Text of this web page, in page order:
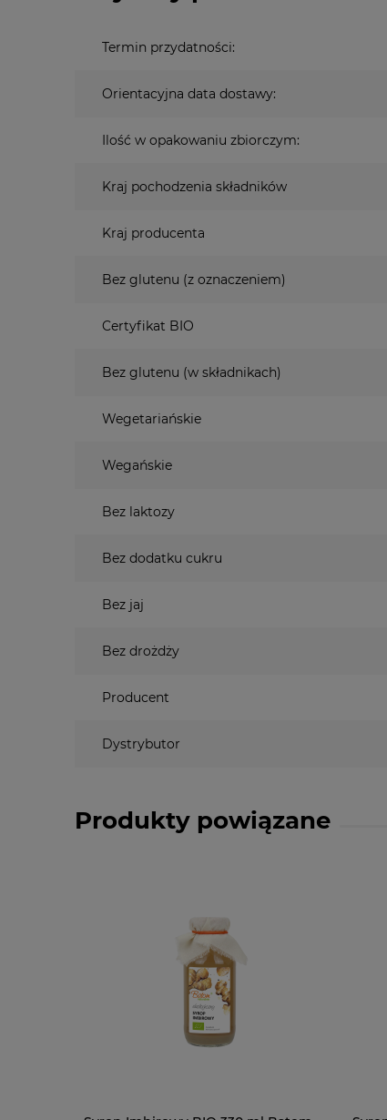
Termin przydatności:
Orientacyjna data dostawy:
Ilość w opakowaniu zbiorczym:
Kraj pochodzenia składników
Kraj producenta
Bez glutenu (z oznaczeniem)
Certyfikat BIO
Bez glutenu (w składnikach)
Wegetariańskie
Wegańskie
Bez laktozy
Bez dodatku cukru
Bez jaj
Bez drożdży
Producent
Dystrybutor
Produkty powiązane